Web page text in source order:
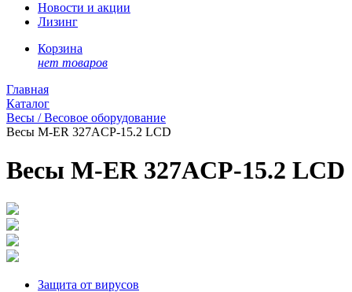
Новости и акции
Лизинг
Корзина
нет товаров
Главная
Каталог
Весы / Весовое оборудование
Весы M-ER 327ACP-15.2 LCD
Весы M-ER 327ACP-15.2 LCD
Защита от вирусов